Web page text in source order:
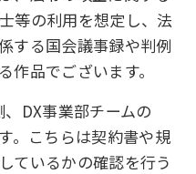
等の利用を想定し、法
する国会議事録や判例
作品でございます。
DX事業部チームの
。こちらは契約書や規
ているかの確認を行う